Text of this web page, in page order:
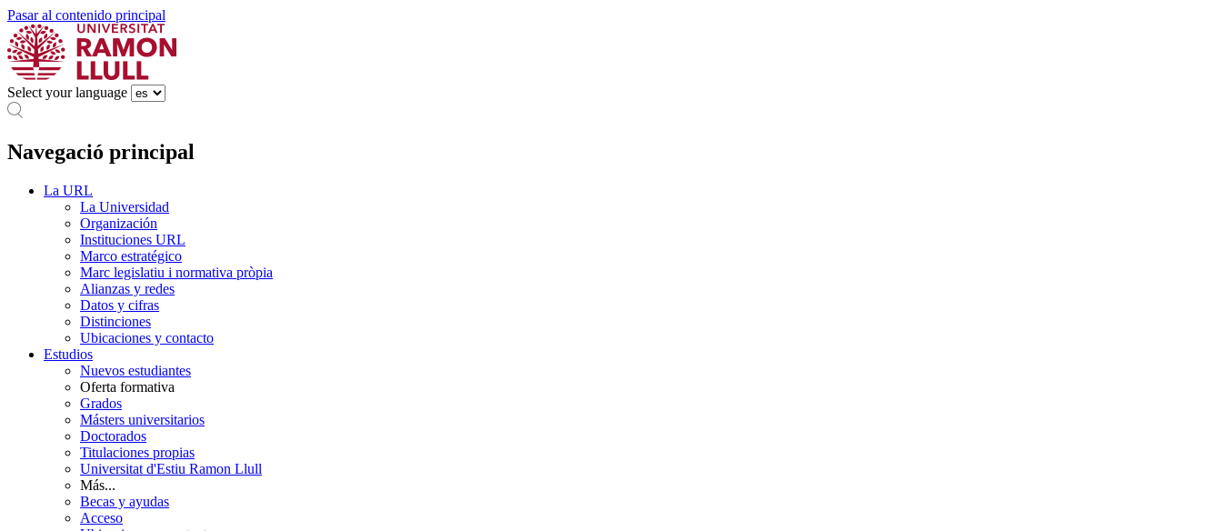
Pasar al contenido principal
Select your language
Navegació principal
La URL
La Universidad
Organización
Instituciones URL
Marco estratégico
Marc legislatiu i normativa pròpia
Alianzas y redes
Datos y cifras
Distinciones
Ubicaciones y contacto
Estudios
Nuevos estudiantes
Oferta formativa
Grados
Másters universitarios
Doctorados
Titulaciones propias
Universitat d'Estiu Ramon Llull
Más...
Becas y ayudas
Acceso